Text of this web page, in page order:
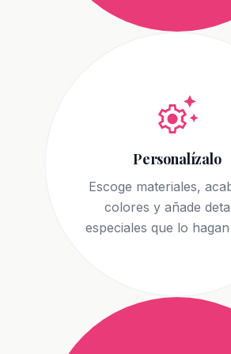
settings_suggest
Personalízalo
Escoge materiales,
colores y añade
especiales que lo